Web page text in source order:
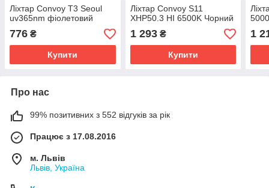
Ліхтар Convoy T3 Seoul
uv365nm фіолетовий
776 ₴
Купити
Ліхтар Convoy S11
XHP50.3 HI 6500K Чорний
1 293₴
Купити
1
Про нас
99% позитивних з 552 відгуків за рік
Працює з 17.08.2016
м. Львів
Львів, Україна